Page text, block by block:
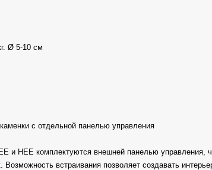
Ø 5-10 см
с отдельной панелью управления
и HEE комплектуются внешней панелью управления,
Возможность встраивания позволяет создавать